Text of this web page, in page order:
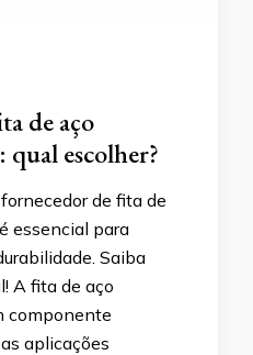
de aço
escolher?
de fita de
essencial para
Saiba
A fita de aço
componente
aplicações